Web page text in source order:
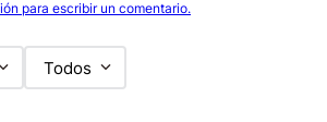
para escribir un comentario.
Todos